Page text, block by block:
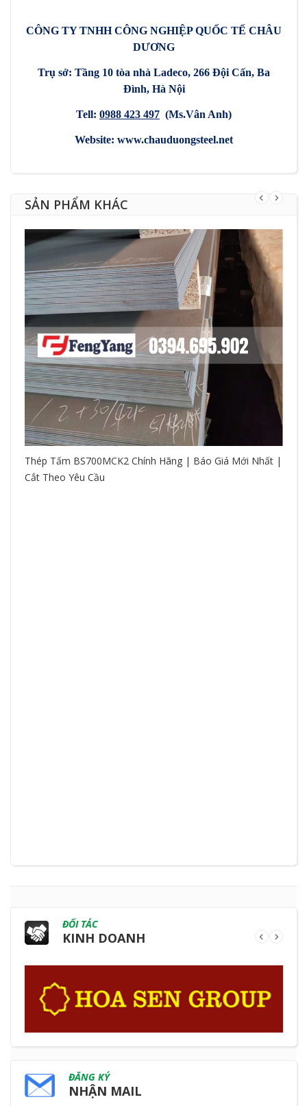
CÔNG TY TNHH CÔNG NGHIỆP QUỐC TẾ CHÂU
DƯƠNG
Trụ sở: Tầng 10 tòa nhà Ladeco, 266 Đội Cấn, Ba
Đình, Hà Nội
Tell: 0988 423 497 (Ms.Vân Anh)
Website: www.chauduongsteel.net
SẢN PHẨM KHÁC
Thép Tấm BS700MCK2 Chính Hãng | Báo Giá Mới Nhất |
Cắt Theo Yêu Cầu
ĐỐI TÁC
KINH DOANH
ĐĂNG KÝ
NHẬN MAIL